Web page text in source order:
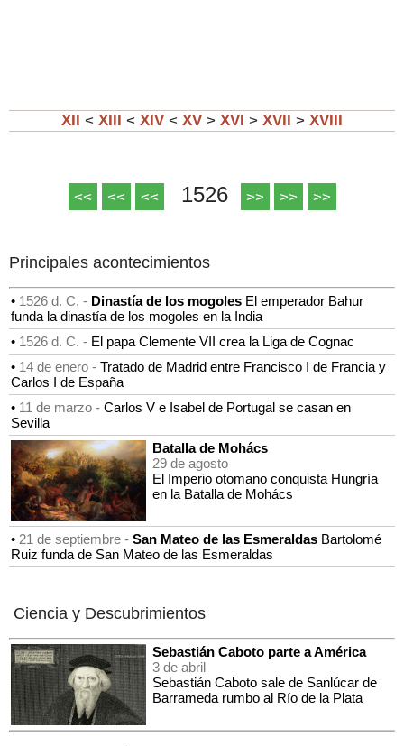
XII < XIII < XIV < XV > XVI > XVII > XVIII
<< << << 1526 >> >> >>
Principales acontecimientos
• 1526 d. C. - Dinastía de los mogoles El emperador Bahur
funda la dinastía de los mogoles en la India
• 1526 d. C. - El papa Clemente VII crea la Liga de Cognac
• 14 de enero - Tratado de Madrid entre Francisco I de Francia y
Carlos I de España
• 11 de marzo - Carlos V e Isabel de Portugal se casan en
Sevilla
Batalla de Mohács
29 de agosto
El Imperio otomano conquista Hungría
en la Batalla de Mohács
• 21 de septiembre - San Mateo de las Esmeraldas Bartolomé
Ruiz funda de San Mateo de las Esmeraldas
Ciencia y Descubrimientos
Sebastián Caboto parte a América
3 de abril
Sebastián Caboto sale de Sanlúcar de
Barrameda rumbo al Río de la Plata